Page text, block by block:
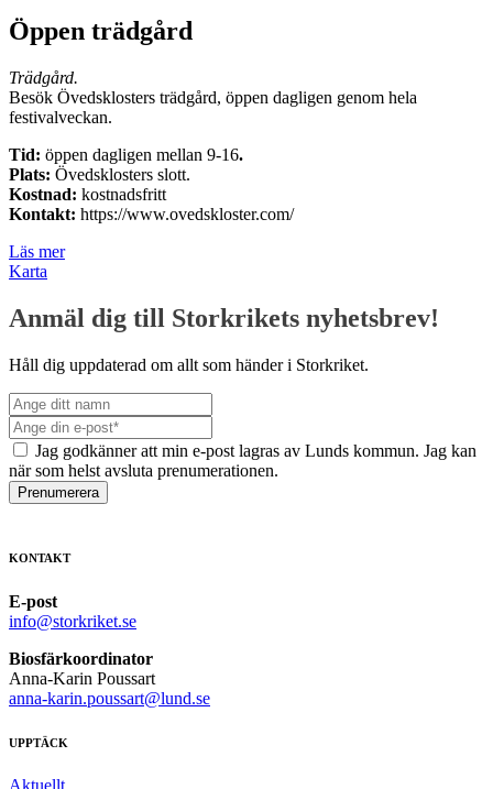
Öppen trädgård
Trädgård.
Besök Övedsklosters trädgård, öppen dagligen genom hela
festivalveckan.
Tid: öppen dagligen mellan 9-16.
Plats: Övedsklosters slott.
Kostnad: kostnadsfritt
Kontakt: https://www.ovedskloster.com/
Läs mer
Karta
Anmäl dig till Storkrikets nyhetsbrev!
Håll dig uppdaterad om allt som händer i Storkriket.
Jag godkänner att min e-post lagras av Lunds kommun. Jag kan
när som helst avsluta prenumerationen.
Prenumerera
KONTAKT
E-post
info@storkriket.se
Biosfärkoordinator
Anna-Karin Poussart
anna-karin.poussart@lund.se
UPPTÄCK